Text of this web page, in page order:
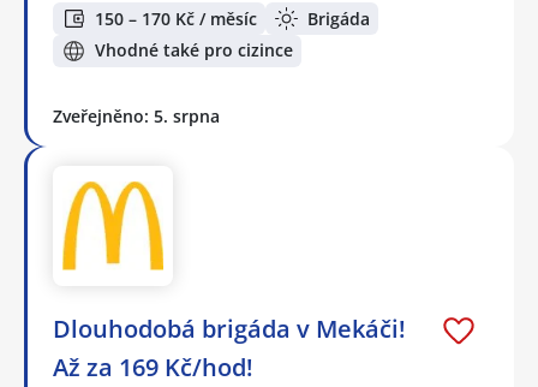
150 – 170 Kč / měsíc
Brigáda
Vhodné také pro cizince
Zveřejněno: 5. srpna
Dlouhodobá brigáda v Mekáči!
Až za 169 Kč/hod!